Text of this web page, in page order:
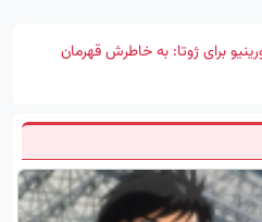
برای ژوتا: به خاطرش قهرمان